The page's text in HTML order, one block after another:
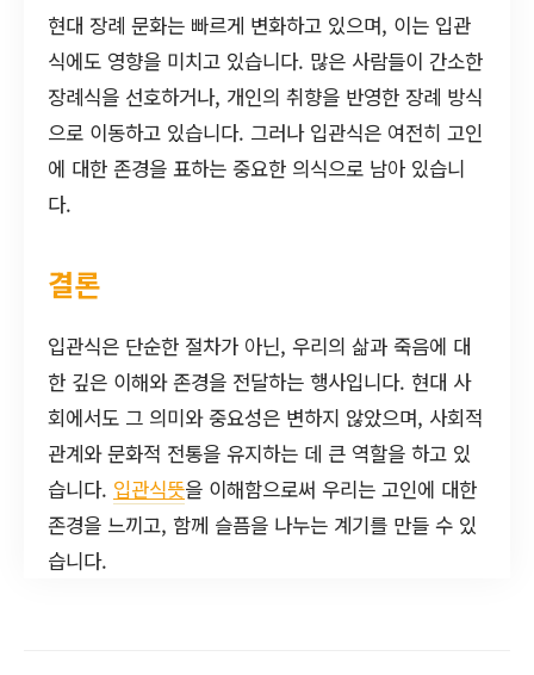
현대 장례 문화는 빠르게 변화하고 있으며, 이는 입관
식에도 영향을 미치고 있습니다. 많은 사람들이 간소한
장례식을 선호하거나, 개인의 취향을 반영한 장례 방식
으로 이동하고 있습니다. 그러나 입관식은 여전히 고인
에 대한 존경을 표하는 중요한 의식으로 남아 있습니
다.
결론
입관식은 단순한 절차가 아닌, 우리의 삶과 죽음에 대
한 깊은 이해와 존경을 전달하는 행사입니다. 현대 사
회에서도 그 의미와 중요성은 변하지 않았으며, 사회적
관계와 문화적 전통을 유지하는 데 큰 역할을 하고 있
습니다. 입관식뜻을 이해함으로써 우리는 고인에 대한
존경을 느끼고, 함께 슬픔을 나누는 계기를 만들 수 있
습니다.